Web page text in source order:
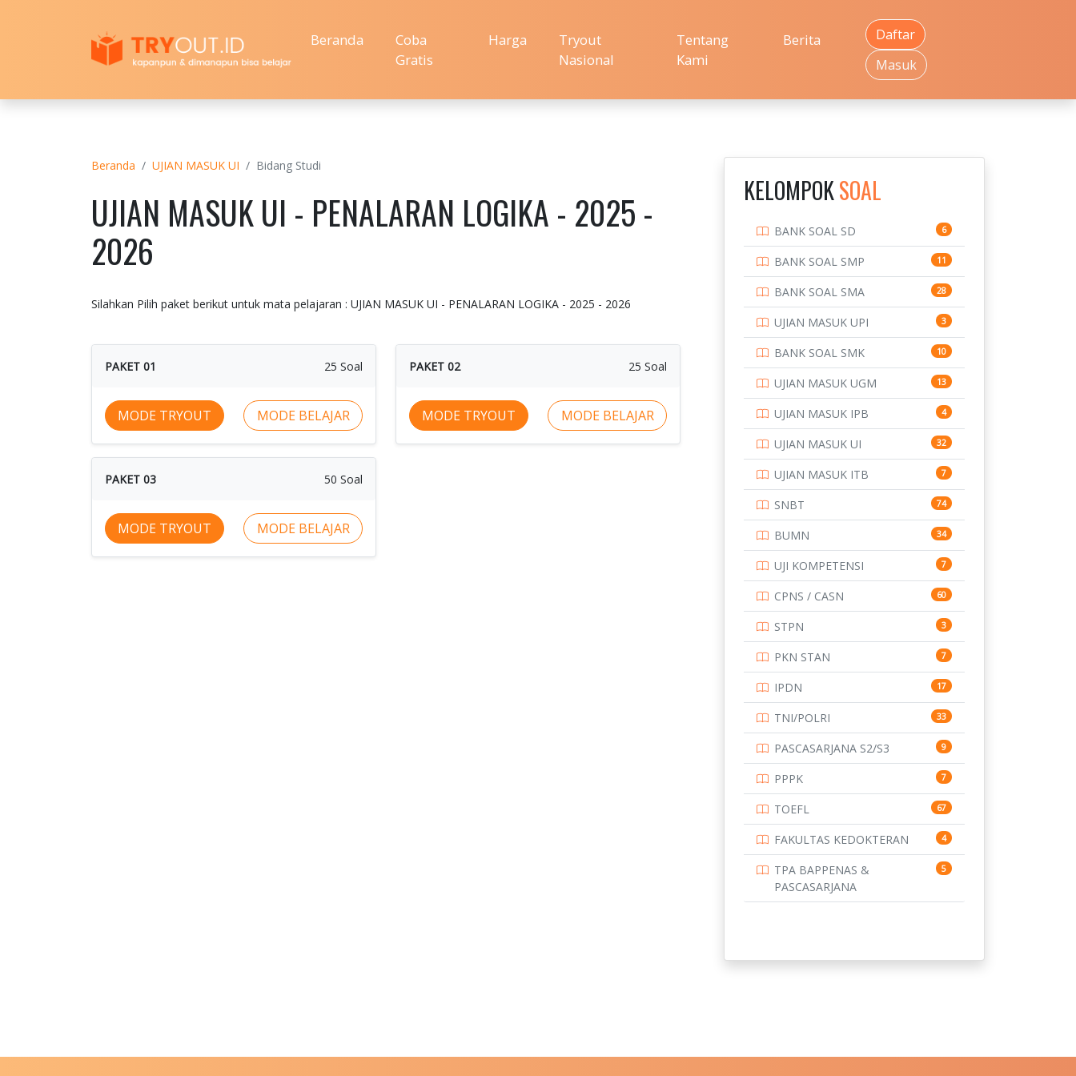
Beranda
Coba
Gratis
Harga
Tryout
Nasional
Tentang
Kami
Berita
Daftar
Masuk
Beranda UJIAN MASUK UI Bidang Studi
UJIAN MASUK UI - PENALARAN LOGIKA - 2025 -
2026
Silahkan Pilih paket berikut untuk mata pelajaran : UJIAN MASUK UI - PENALARAN LOGIKA - 2025 - 2026
PAKET 01 25 Soal
MODE TRYOUT MODE BELAJAR
PAKET 02 25 Soal
MODE TRYOUT MODE BELAJAR
PAKET 03 50 Soal
MODE TRYOUT MODE BELAJAR
KELOMPOKSOAL
BANK SOAL SD 6
BANK SOAL SMP 11
BANK SOAL SMA 28
UJIAN MASUK UPI 3
BANK SOAL SMK 10
UJIAN MASUK UGM 13
UJIAN MASUK IPB 4
UJIAN MASUK UI 32
UJIAN MASUK ITB 7
SNBT 74
BUMN 34
UJI KOMPETENSI 7
CPNS / CASN 60
STPN 3
PKN STAN 7
IPDN 17
TNI/POLRI 33
PASCASARJANA S2/S3 9
PPPK 7
TOEFL 67
FAKULTAS KEDOKTERAN 4
TPA BAPPENAS &
PASCASARJANA
5